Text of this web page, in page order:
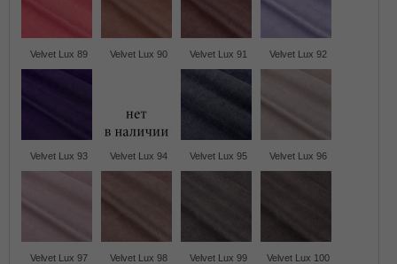
Velvet Lux 89 Velvet Lux 90 Velvet Lux 91 Velvet Lux 92
Velvet Lux 93 Velvet Lux 94 Velvet Lux 95 Velvet Lux 96
Velvet Lux 97 Velvet Lux 98 Velvet Lux 99 Velvet Lux 100